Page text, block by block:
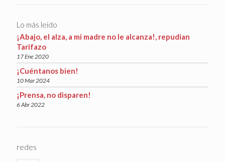
Lo más leído
¡Abajo, el alza, a mi madre no le alcanza!, repudian
Tarifazo
17 Ene 2020
¡Cuéntanos bien!
10 Mar 2024
¡Prensa, no disparen!
6 Abr 2022
redes